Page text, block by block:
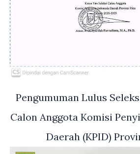
Pengumuman Lulus
Calon Anggota Komisi
Daerah (KPID)